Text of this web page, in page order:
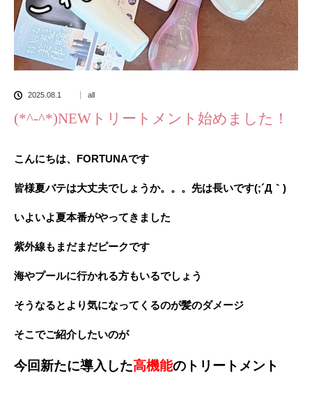
2025.08.1 all
(*^-^*)NEWトリートメント始めました！
こんにちは、FORTUNAです
皆様夏バテは大丈夫でしょうか。。。先は長いです(;´Д｀)
いよいよ夏本番がやってきました
紫外線もまだまだピークです
海やプールに行かれる方もいるでしょう
そうなるとより気になってくるのが髪のダメージ
そこでご紹介したいのが
今回新たに導入した高機能のトリートメント